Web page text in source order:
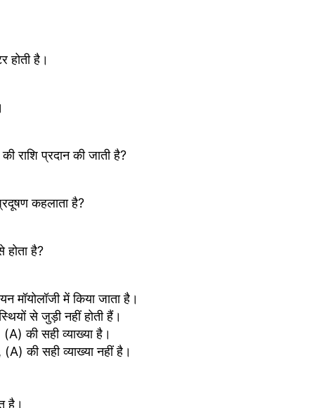
है।
प्रदान की जाती है?
कहलाता है?
होता है?
में किया जाता है।
से जुड़ी नहीं होती हैं।
की सही व्याख्या है।
की सही व्याख्या नहीं है।
है।